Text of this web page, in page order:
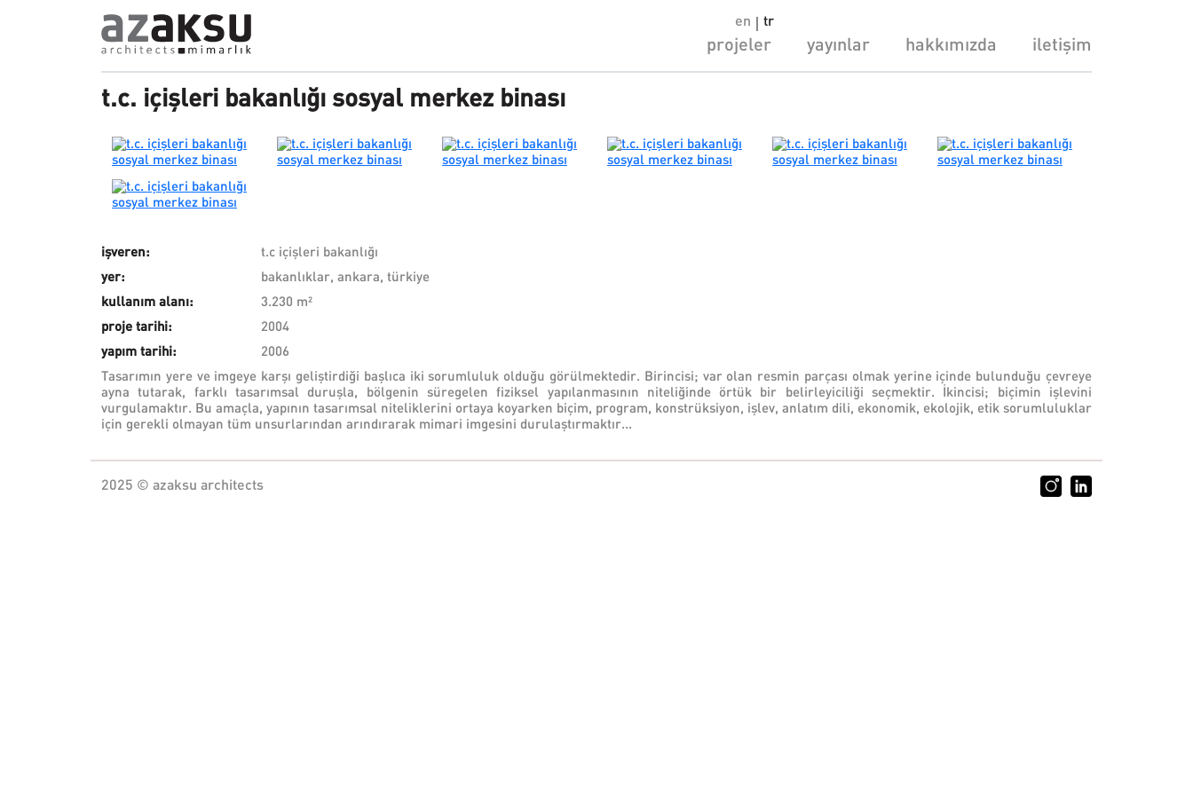
en
tr
projeler yayınlar hakkımızda iletişim
t.c. içişleri bakanlığı sosyal merkez binası
işveren:
t.c içişleri bakanlığı
yer:
bakanlıklar, ankara, türkiye
kullanım alanı:
3.230 m²
proje tarihi:
2004
yapım tarihi:
2006
Tasarımın yere ve imgeye karşı geliştirdiği başlıca iki sorumluluk olduğu görülmektedir. Birincisi; var olan resmin parçası olmak yerine içinde bulunduğu çevreye
ayna tutarak, farklı tasarımsal duruşla, bölgenin süregelen fiziksel yapılanmasının niteliğinde örtük bir belirleyiciliği seçmektir. İkincisi; biçimin işlevini
vurgulamaktır. Bu amaçla, yapının tasarımsal niteliklerini ortaya koyarken biçim, program, konstrüksiyon, işlev, anlatım dili, ekonomik, ekolojik, etik sorumluluklar
için gerekli olmayan tüm unsurlarından arındırarak mimari imgesini durulaştırmaktır...
2025 © azaksu architects